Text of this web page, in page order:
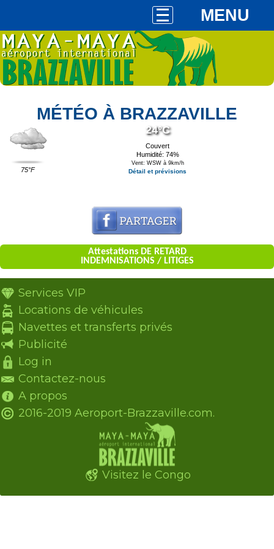
MENU
MÉTÉO À BRAZZAVILLE
75°F
24°C
Couvert
Humidité: 74%
Vent: WSW à 9km/h
Détail et prévisions
Attestations DE RETARD
INDEMNISATIONS / LITIGES
Services VIP
Locations de véhicules
Navettes et transferts privés
Publicité
Log in
Contactez-nous
A propos
2016-2019 Aeroport-Brazzaville.com.
Visitez le Congo